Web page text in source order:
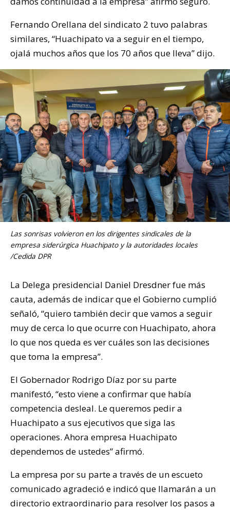
Fernando Orellana del sindicato 2 tuvo palabras
similares, “Huachipato va a seguir en el tiempo,
ojalá muchos años que los 70 años que lleva” dijo.
Las sonrisas volvieron en los dirigentes sindicales de la
empresa siderúrgica Huachipato y la autoridades locales
/Cedida DPR
La Delega presidencial Daniel Dresdner fue más
cauta, además de indicar que el Gobierno cumplió
señaló, “quiero también decir que vamos a seguir
muy de cerca lo que ocurre con Huachipato, ahora
lo que nos queda es ver cuáles son las decisiones
que toma la empresa”.
El Gobernador Rodrigo Díaz por su parte
manifestó, “esto viene a confirmar que había
competencia desleal. Le queremos pedir a
Huachipato a sus ejecutivos que siga las
operaciones. Ahora empresa Huachipato
dependemos de ustedes” afirmó.
La empresa por su parte a través de un escueto
comunicado agradeció e indicó que llamarán a un
directorio extraordinario para resolver los pasos a